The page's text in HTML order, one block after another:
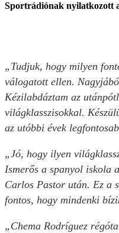
Sportrádiónak nyilatkozott
„Tudjuk, hogy milyen
válogatott ellen.
Kézilabdáztam az
világklasszisokkal.
az utóbbi évek
„Jó, hogy ilyen
Ismerős a spanyol iskola
Carlos Pastor után. Ez a
fontos, hogy mindenki
„Chema Rodríguez